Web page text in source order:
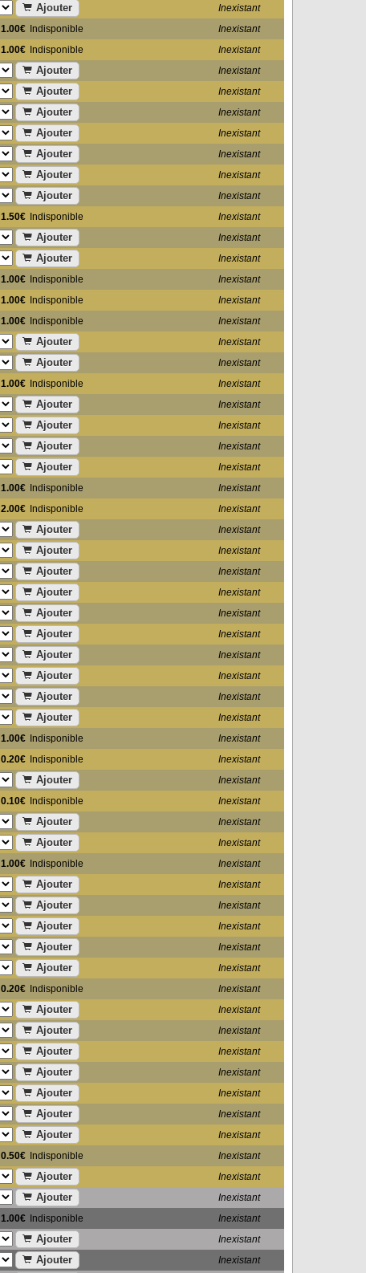
Ajouter Inexistant
1.00€ Indisponible Inexistant
1.00€ Indisponible Inexistant
Ajouter Inexistant
Ajouter Inexistant
Ajouter Inexistant
Ajouter Inexistant
Ajouter Inexistant
Ajouter Inexistant
Ajouter Inexistant
1.50€ Indisponible Inexistant
Ajouter Inexistant
Ajouter Inexistant
1.00€ Indisponible Inexistant
1.00€ Indisponible Inexistant
1.00€ Indisponible Inexistant
Ajouter Inexistant
Ajouter Inexistant
1.00€ Indisponible Inexistant
Ajouter Inexistant
Ajouter Inexistant
Ajouter Inexistant
Ajouter Inexistant
1.00€ Indisponible Inexistant
2.00€ Indisponible Inexistant
Ajouter Inexistant
Ajouter Inexistant
Ajouter Inexistant
Ajouter Inexistant
Ajouter Inexistant
Ajouter Inexistant
Ajouter Inexistant
Ajouter Inexistant
Ajouter Inexistant
Ajouter Inexistant
1.00€ Indisponible Inexistant
0.20€ Indisponible Inexistant
Ajouter Inexistant
0.10€ Indisponible Inexistant
Ajouter Inexistant
Ajouter Inexistant
1.00€ Indisponible Inexistant
Ajouter Inexistant
Ajouter Inexistant
Ajouter Inexistant
Ajouter Inexistant
Ajouter Inexistant
0.20€ Indisponible Inexistant
Ajouter Inexistant
Ajouter Inexistant
Ajouter Inexistant
Ajouter Inexistant
Ajouter Inexistant
Ajouter Inexistant
Ajouter Inexistant
0.50€ Indisponible Inexistant
Ajouter Inexistant
Ajouter Inexistant
1.00€ Indisponible Inexistant
Ajouter Inexistant
Ajouter Inexistant